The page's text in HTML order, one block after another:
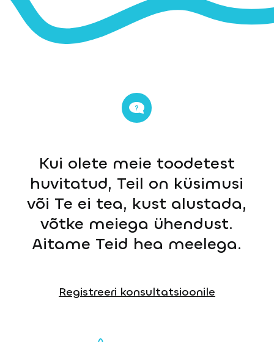
Kui olete meie toodetest
huvitatud, Teil on küsimusi
või Te ei tea, kust alustada,
võtke meiega ühendust.
Aitame Teid hea meelega.
Registreeri konsultatsioonile